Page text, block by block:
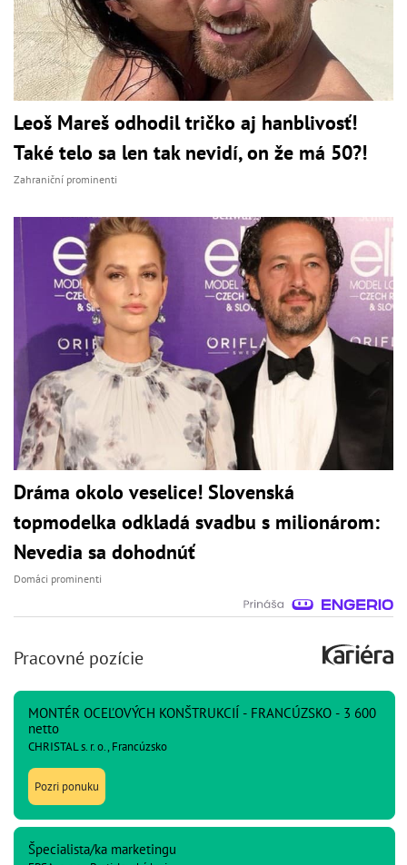
Leoš Mareš odhodil tričko aj hanblivosť!
Také telo sa len tak nevidí, on že má 50?!
Zahraniční prominenti
Dráma okolo veselice! Slovenská
topmodelka odkladá svadbu s milionárom:
Nevedia sa dohodnúť
Domáci prominenti
Pracovné pozície
MONTÉR OCEĽOVÝCH KONŠTRUKCIÍ - FRANCÚZSKO - 3 600
netto
CHRISTAL s. r. o., Francúzsko
Pozri ponuku
Špecialista/ka marketingu